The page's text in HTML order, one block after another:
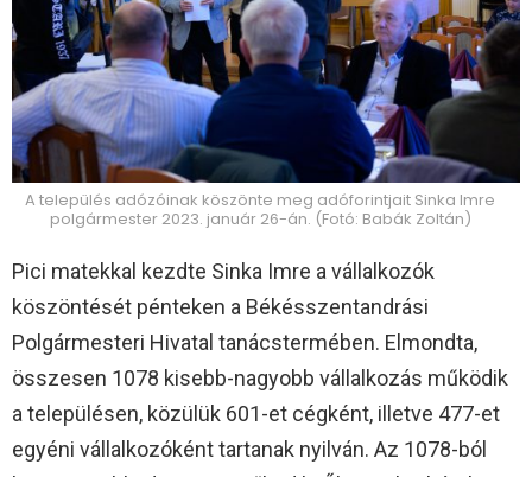
A település adózóinak köszönte meg adóforintjait Sinka Imre
polgármester 2023. január 26-án. (Fotó: Babák Zoltán)
Pici matekkal kezdte Sinka Imre a vállalkozók
köszöntését pénteken a Békésszentandrási
Polgármesteri Hivatal tanácstermében. Elmondta,
összesen 1078 kisebb-nagyobb vállalkozás működik
a településen, közülük 601-et cégként, illetve 477-et
egyéni vállalkozóként tartanak nyilván. Az 1078-ból